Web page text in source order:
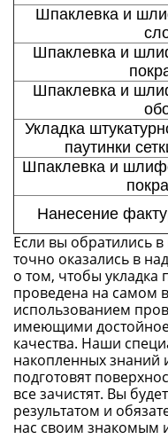
Шпаклевка и
Шпаклевка и
Шпаклевка и
Укладка
паутинки
Шпаклевка и
Нанесение
Если вы
точно оказались в
о том, чтобы укладка
проведена на самом
использованием
имеющими
качества. Наши
накопленных знаний
подготовят
все зачистят. Вы
результатом и
нас своим знакомым